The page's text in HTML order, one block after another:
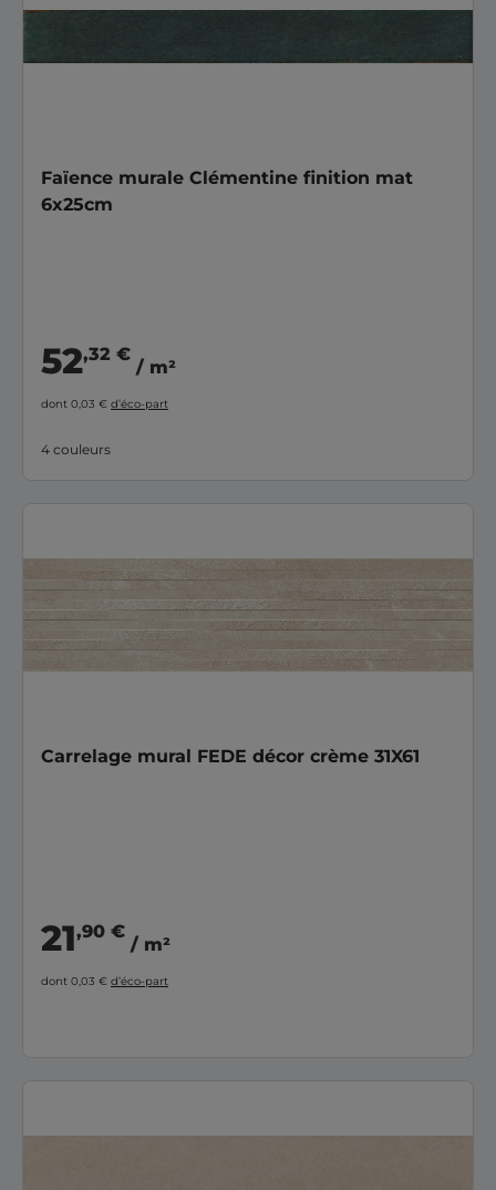
Faïence murale Clémentine finition mat
6x25cm
52,32 €
/ m²
dont 0,03 € d’éco-part
4 couleurs
Carrelage mural FEDE décor crème 31X61
21,90 €
/ m²
dont 0,03 € d’éco-part